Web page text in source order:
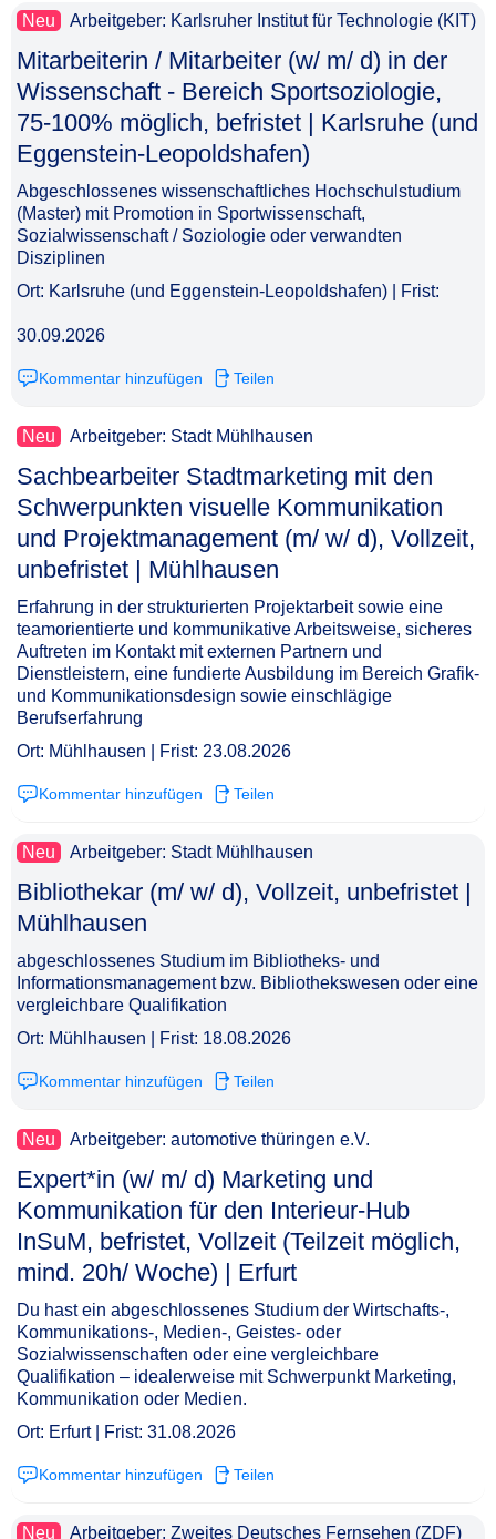
Neu Arbeitgeber: Karlsruher Institut für Technologie (KIT)
Mitarbeiterin / Mitarbeiter (w/ m/ d) in der
Wissenschaft - Bereich Sportsoziologie,
75-100% möglich, befristet | Karlsruhe (und
Eggenstein-Leopoldshafen)​‌‌‌‌​‌​‌‌‌‌​‌‌​​​​
Abgeschlossenes wissenschaftliches Hochschulstudium
(Master) mit Promotion in Sportwissenschaft,
Sozialwissenschaft / Soziologie oder verwandten
Disziplinen
Ort: Karlsruhe (und Eggenstein-Leopoldshafen) | Frist:
30.09.2026
Kommentar hinzufügen Teilen
Neu Arbeitgeber: Stadt Mühlhausen
Sachbearbeiter Stadtmarketing mit den
Schwerpunkten visuelle Kommunikation
und Projektmanagement (m/ w/ d), Vollzeit,
unbefristet | Mühlhausen​‌‌‌‌​‌​‌‌‌‌​‌​‌‌‌‌
Erfahrung in der strukturierten Projektarbeit sowie eine
teamorientierte und kommunikative Arbeitsweise, sicheres
Auftreten im Kontakt mit externen Partnern und
Dienstleistern, eine fundierte Ausbildung im Bereich Grafik-
und Kommunikationsdesign sowie einschlägige
Berufserfahrung
Ort: Mühlhausen | Frist: 23.08.2026
Kommentar hinzufügen Teilen
Neu Arbeitgeber: Stadt Mühlhausen
Bibliothekar (m/ w/ d), Vollzeit, unbefristet |
Mühlhausen​‌‌‌‌​‌​‌‌‌‌​‌​‌‌‌​
abgeschlossenes Studium im Bibliotheks- und
Informationsmanagement bzw. Bibliothekswesen oder eine
vergleichbare Qualifikation
Ort: Mühlhausen | Frist: 18.08.2026
Kommentar hinzufügen Teilen
Neu Arbeitgeber: automotive thüringen e.V.
Expert*in (w/ m/ d) Marketing und
Kommunikation für den Interieur-Hub
InSuM, befristet, Vollzeit (Teilzeit möglich,
mind. 20h/ Woche) | Erfurt​‌‌‌‌​‌​‌‌‌‌​‌​‌‌​‌
Du hast ein abgeschlossenes Studium der Wirtschafts-,
Kommunikations-, Medien-, Geistes- oder
Sozialwissenschaften oder eine vergleichbare
Qualifikation – idealerweise mit Schwerpunkt Marketing,
Kommunikation oder Medien.
Ort: Erfurt | Frist: 31.08.2026
Kommentar hinzufügen Teilen
Neu Arbeitgeber: Zweites Deutsches Fernsehen (ZDF)